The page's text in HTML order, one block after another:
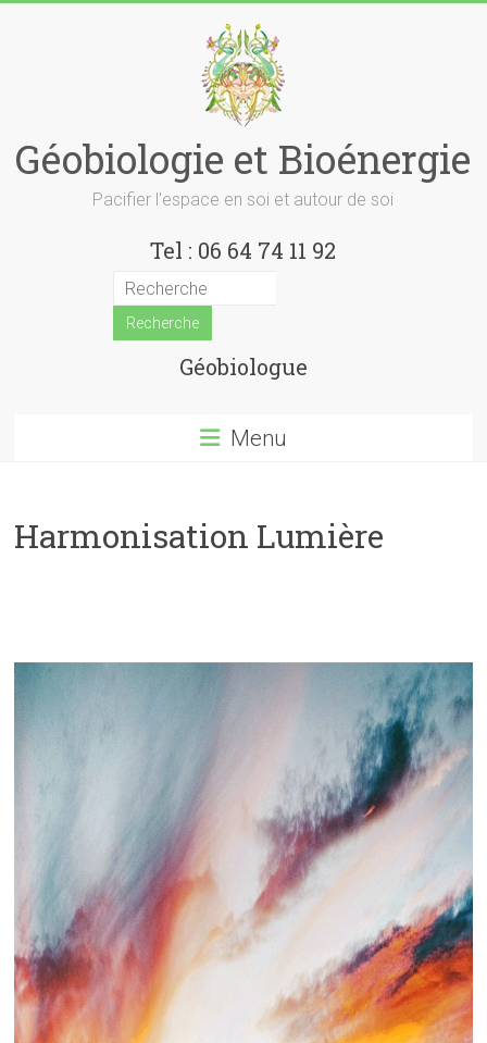
Géobiologie et Bioénergie
Pacifier l'espace en soi et autour de soi
Tel : 06 64 74 11 92
Géobiologue
Menu
Harmonisation Lumière